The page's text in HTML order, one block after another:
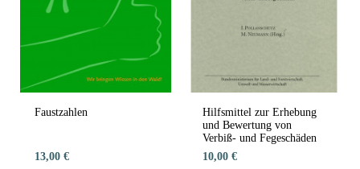
Faustzahlen
13,00 €
Hilfsmittel zur Erhebung
und Bewertung von
Verbiß- und Fegeschäden
10,00 €